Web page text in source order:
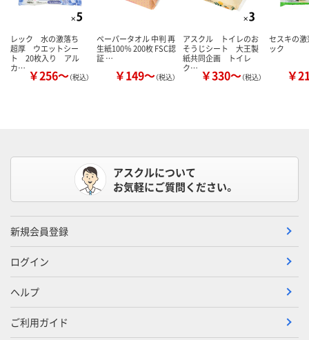
レック 水の激落ち
超厚 ウエットシー
ト 20枚入り アル
カ… ￥256～（税込）
ペーパータオル 中判 再
生紙100％ 200枚 FSC認
証 …
￥149～（税込）
アスクル トイレのお
そうじシート 大王製
紙共同企画 トイレ
ク… ￥330～（税込）
セスキの
ック
￥
アスクルについて
お気軽にご質問ください。
新規会員登録
ログイン
ヘルプ
ご利用ガイド